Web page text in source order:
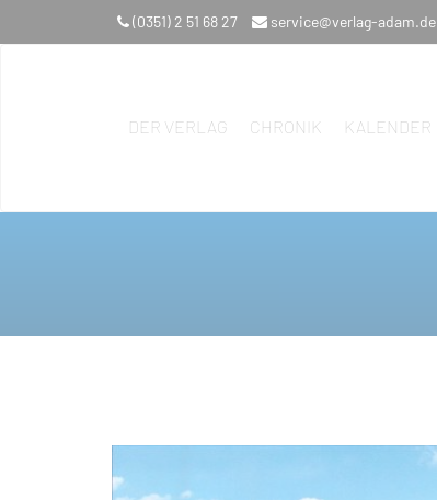
(0351) 2 51 68 27 service@verlag-adam.de
DER VERLAG CHRONIK KALENDER